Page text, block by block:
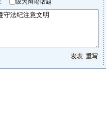
设为辩论话题